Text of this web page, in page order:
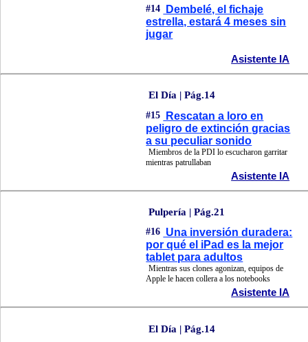
#14
Dembelé, el fichaje
estrella, estará 4 meses sin
jugar
Asistente IA
El Día | Pág.14
#15
Rescatan a loro en
peligro de extinción gracias
a su peculiar sonido
Miembros de la PDI lo escucharon garritar
mientras patrullaban
Asistente IA
Pulpería | Pág.21
#16 Una inversión duradera:
por qué el iPad es la mejor
tablet para adultos
Mientras sus clones agonizan, equipos de
Apple le hacen collera a los notebooks
Asistente IA
El Día | Pág.14